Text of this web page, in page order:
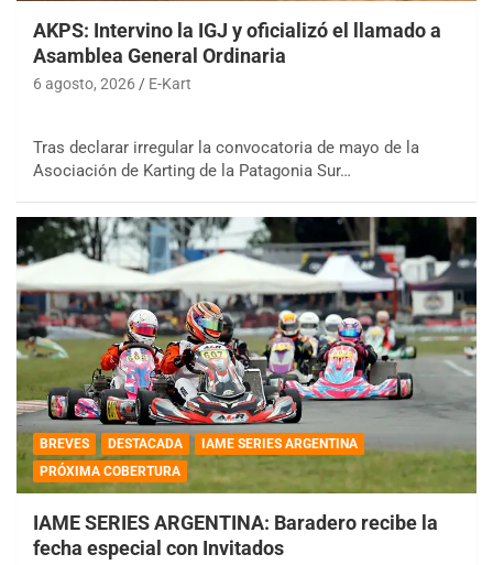
AKPS: Intervino la IGJ y oficializó el llamado a
Asamblea General Ordinaria
6 agosto, 2026 E-Kart
Tras declarar irregular la convocatoria de mayo de la
Asociación de Karting de la Patagonia Sur…
BREVES DESTACADA
IAME SERIES ARGENTINA
PRÓXIMA COBERTURA
IAME SERIES ARGENTINA: Baradero recibe la
fecha especial con Invitados